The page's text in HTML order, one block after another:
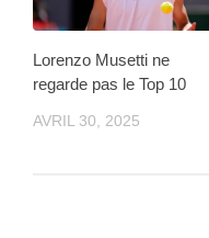
Lorenzo Musetti ne
regarde pas le Top 10
AVRIL 30, 2025